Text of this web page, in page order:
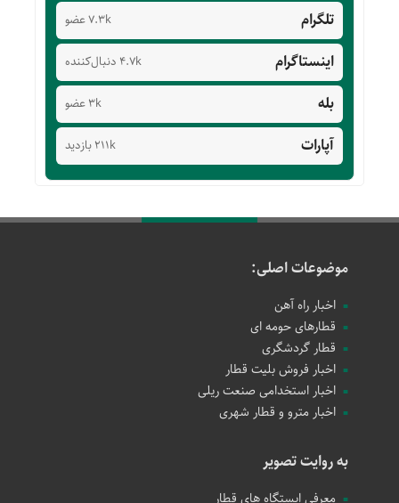
تلگرام 7.3k عضو
اینستاگرام 4.7k دنبال‌کننده
بله 3k عضو
آپارات 211k بازدید
موضوعات اصلی:
اخبار راه آهن
قطارهای حومه ای
قطار گردشگری
اخبار فروش بلیت قطار
اخبار استخدامی صنعت ریلی
اخبار مترو و قطار شهری
به روایت تصویر
معرفی ایستگاه های قطار